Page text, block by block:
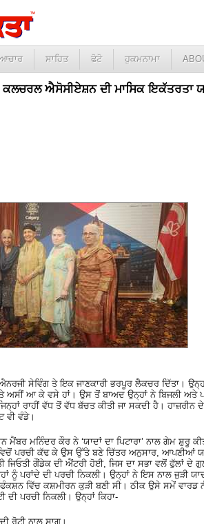
ਸਾਹਿਤ ਫੋਟੋ ਹੁਕਮਨਾਮਾ
ਕਲਚਰਲ ਐਸੋਸੀਏਸ਼ਨ ਦੀ ਮਾਸਿਕ ਇਕੱਤਰਤਾ
ਸੇਵਿੰਗ ਤੇ ਇਕ ਜਾਣਕਾਰੀ ਭਰਪੂਰ ਲੈਕਚਰ ਦਿੱਤਾ।
ਤੇ ਅਸੀਂ ਆ ਕੇ ਵਸੇ ਹਾਂ। ਉਸ ਤੋਂ ਬਾਅਦ ਉਨ੍ਹਾਂ ਨੇ ਬਿਜਲੀ ਅਤੇ
ਰਾਹੀਂ ਵੱਧ ਤੋਂ ਵੱਧ ਬੱਚਤ ਕੀਤੀ ਜਾ ਸਕਦੀ ਹੈ।
ਵੀ ਵੰਡੇ।
ਮੈਂਬਰ ਮਨਿੰਦਰ ਕੌਰ ਨੇ ‘ਯਾਦਾਂ ਦਾ ਪਿਟਾਰਾ’ ਨਾਲ ਗੇਮ ਸ਼ੁਰੂ
ਪਰਚੀ ਕੱਢ ਕੇ ਉਸ ਉੱਤੇ ਬਣੇ ਚਿੱਤਰ ਅਨੁਸਾਰ, ਆਪਣੀਆਂ
ਜਿਓਤੀ ਗੌਂਡੇਕ ਦੀ ਐਂਟਰੀ ਹੋਈ, ਜਿਸ ਦਾ ਸਭਾ ਵਲੋਂ ਫੁੱਲਾਂ
ਨੂੰ ਪਰਾਂਦੇ ਦੀ ਪਰਚੀ ਨਿਕਲੀ। ਉਨ੍ਹਾਂ ਨੇ ਇਸ ਨਾਲ ਜੁੜੀ
ਵਿੱਚ ਕਸ਼ਮੀਰਨ ਕੁੜੀ ਬਣੀ ਸੀ। ਠੀਕ ਉਸੇ ਸਮੇਂ ਵਾਰਡ
ਪਰਚੀ ਨਿਕਲੀ। ਉਨ੍ਹਾਂ ਕਿਹਾ-
ਰੋਟੀ ਨਾਲ ਸਾਗ।